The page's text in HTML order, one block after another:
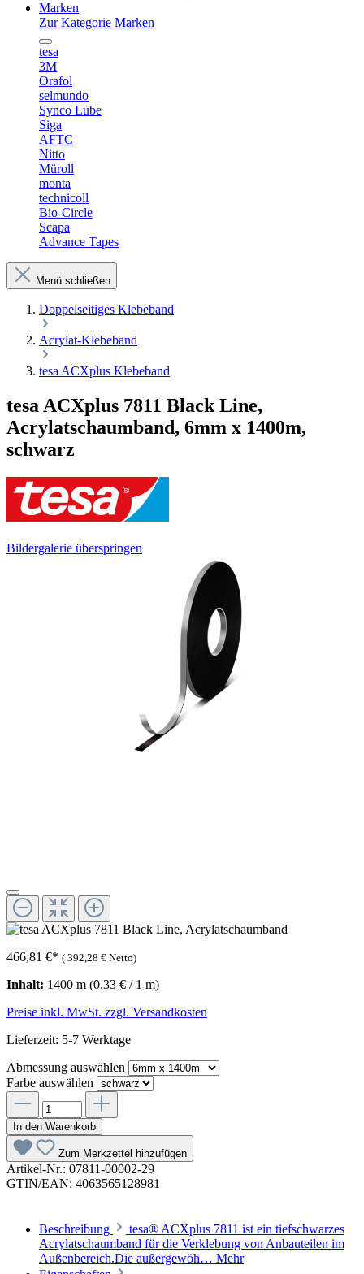
Marken
Zur Kategorie Marken
tesa
3M
Orafol
selmundo
Synco Lube
Siga
AFTC
Nitto
Müroll
monta
technicoll
Bio-Circle
Scapa
Advance Tapes
Menü schließen
Doppelseitiges Klebeband
Acrylat-Klebeband
tesa ACXplus Klebeband
tesa ACXplus 7811 Black Line,
Acrylatschaumband, 6mm x 1400m,
schwarz
Bildergalerie überspringen
466,81 €* ( 392,28 € Netto)
Inhalt: 1400 m (0,33 € / 1 m)
Preise inkl. MwSt. zzgl. Versandkosten
Lieferzeit: 5-7 Werktage
Abmessung auswählen
Farbe auswählen
In den Warenkorb
Zum Merkzettel hinzufügen
Artikel-Nr.: 07811-00002-29
GTIN/EAN: 4063565128981
Beschreibung
tesa® ACXplus 7811 ist ein tiefschwarzes
Acrylatschaumband für die Verklebung von Anbauteilen im
Außenbereich.Die außergewöh… Mehr